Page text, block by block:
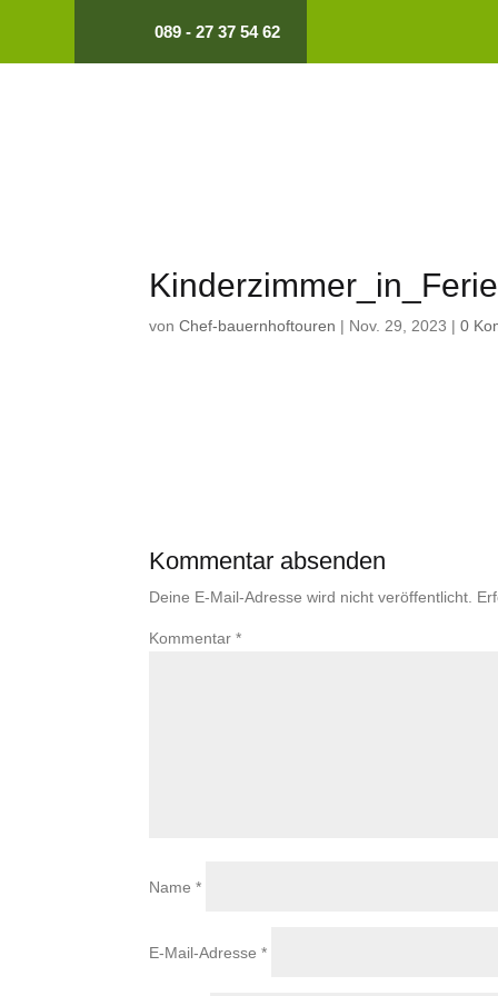
089 - 27 37 54 62
vonChef-bauernhoftouren | Nov. 29, 2023 |0
Kommentar absenden
Deine E-Mail-Adresse wird nicht veröffentlicht.
Kommentar*
Name*
E-Mail-Adresse*